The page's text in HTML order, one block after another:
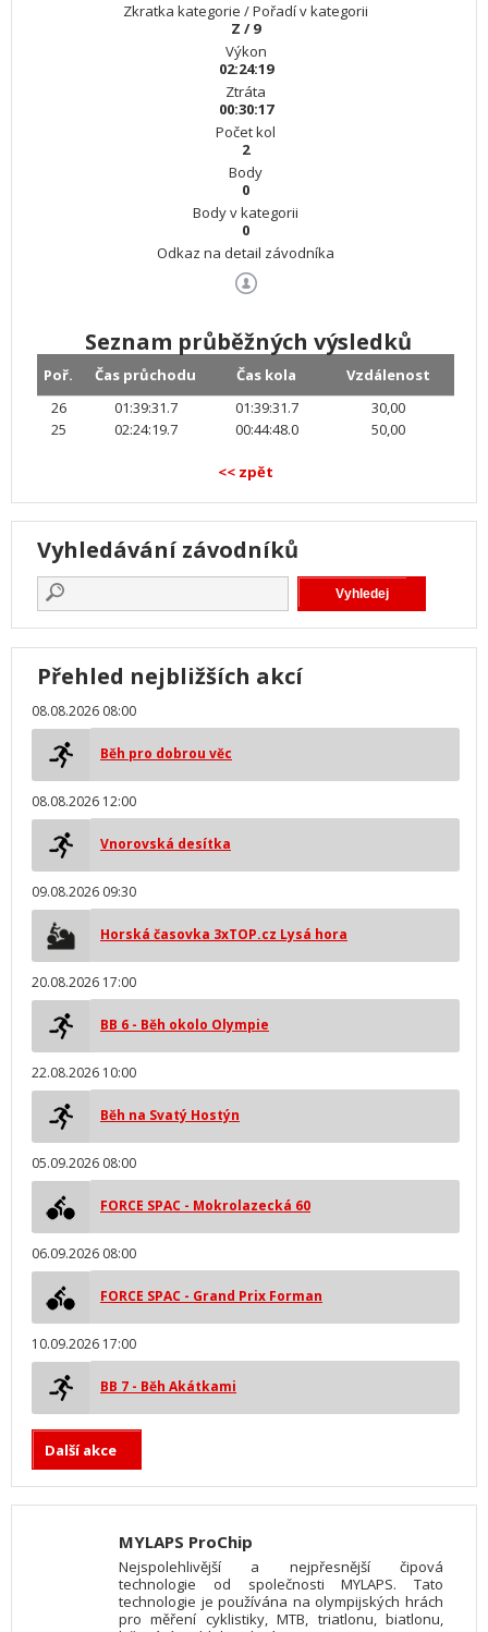
Zkratka kategorie / Pořadí v kategorii
Z / 9
Výkon
02:24:19
Ztráta
00:30:17
Počet kol
2
Body
0
Body v kategorii
0
Odkaz na detail závodníka
Seznam průběžných výsledků
Poř. Čas průchodu Čas kola
Vzdálenost
26
01:39:31.7 01:39:31.7
30,00
25
02:24:19.7 00:44:48.0 50,00
<< zpět
Vyhledávání závodníků
Přehled nejbližších akcí
08.08.2026 08:00
Běh pro dobrou věc
08.08.2026 12:00
Vnorovská desítka
09.08.2026 09:30
Horská časovka 3xTOP.cz Lysá hora
20.08.2026 17:00
BB 6 - Běh okolo Olympie
22.08.2026 10:00
Běh na Svatý Hostýn
05.09.2026 08:00
FORCE SPAC - Mokrolazecká 60
06.09.2026 08:00
FORCE SPAC - Grand Prix Forman
10.09.2026 17:00
BB 7 - Běh Akátkami
Další akce
MYLAPS ProChip
Nejspolehlivější a nejpřesnější čipová
technologie od společnosti MYLAPS. Tato
technologie je používána na olympijských hrách
pro měření cyklistiky, MTB, triatlonu, biatlonu,